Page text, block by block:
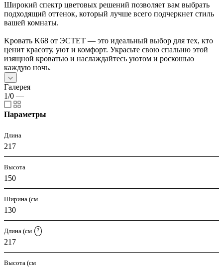
Широкий спектр цветовых решений позволяет вам выбрать
подходящий оттенок, который лучше всего подчеркнет стиль
вашей комнаты.
Kровать K68 от ЭСТЕТ — это идеальный выбор для тех, кто
ценит красоту, уют и комфорт. Украсьте свою спальню этой
изящной кроватью и наслаждайтесь уютом и роскошью
каждую ночь.
Галерея
1/0 —
Параметры
Длина
217
Высота
150
Ширина (см
130
Длина (см ?
217
Высота (см